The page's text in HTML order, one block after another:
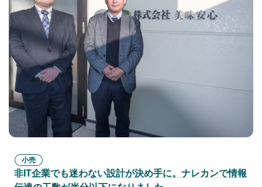
小売
非IT企業でも迷わない設計が決め手に。ナレカンで情報